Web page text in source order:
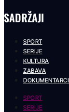
SADRŽAJI
SPORT
SERIJE
KULTURA
ZABAVA
DOKUMENTARCI
SPORT
SERIJE